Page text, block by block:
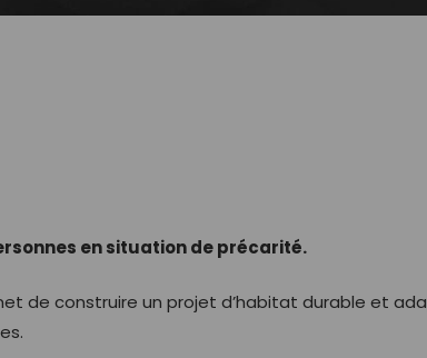
en situation de précarité.
de construire un projet d’habitat durable et